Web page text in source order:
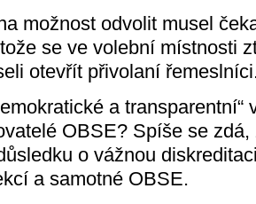
možnost odvolit musel
se ve volební místnosti
otevřít přivolaní
a transparentní“
OBSE? Spíše se
o vážnou
a samotné OBSE.